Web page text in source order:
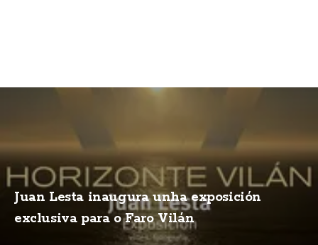
Juan Lesta inaugura unha exposición
exclusiva para o Faro Vilán